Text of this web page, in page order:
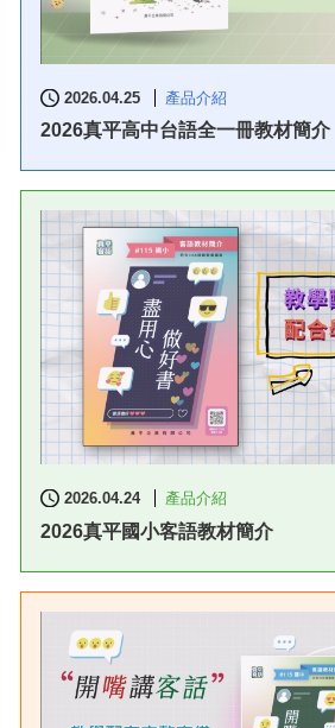
2026.04.25 產品介紹
2026真平高中台語全一冊教材簡介
2026.04.24 產品介紹
2026真平國小客語教材簡介